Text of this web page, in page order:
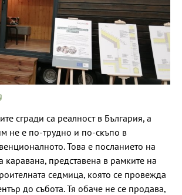
сгради са реалност в България, а
не е по-трудно и по-скъпо в
Това е посланието на
каравана, представена в рамките на
седмица, която се провежда
до събота. Тя обаче не се продава,